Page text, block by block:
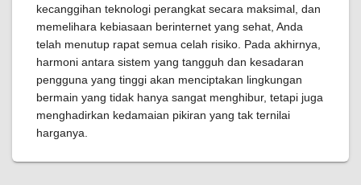
kecanggihan teknologi perangkat secara maksimal, dan
memelihara kebiasaan berinternet yang sehat, Anda
telah menutup rapat semua celah risiko. Pada akhirnya,
harmoni antara sistem yang tangguh dan kesadaran
pengguna yang tinggi akan menciptakan lingkungan
bermain yang tidak hanya sangat menghibur, tetapi juga
menghadirkan kedamaian pikiran yang tak ternilai
harganya.